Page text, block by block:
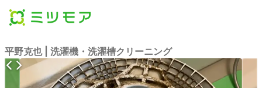
平野克也 | 洗濯機・洗濯槽クリーニング